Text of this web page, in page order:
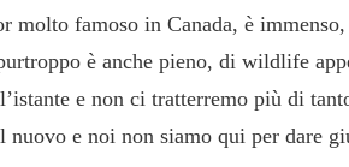
molto famoso in Canada, è immenso,
è anche pieno, di wildlife
e non ci tratterremo più di
nuovo e noi non siamo qui per dare